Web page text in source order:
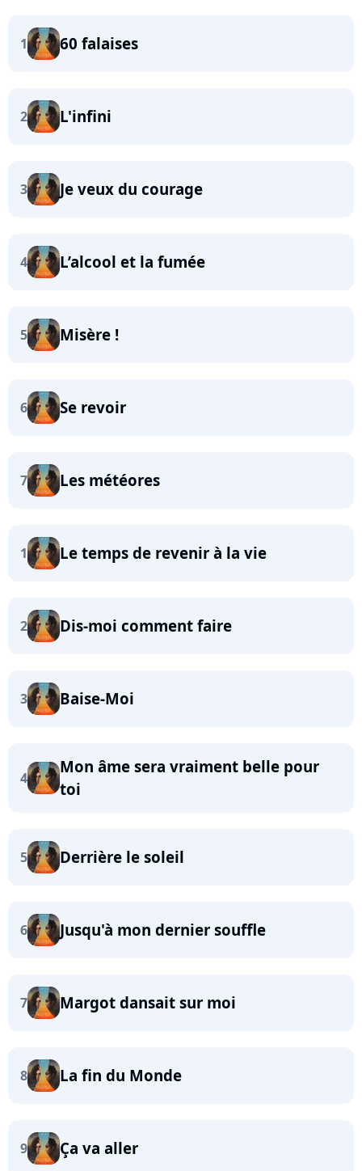
1 60 falaises
2 L'infini
3 Je veux du courage
4 L’alcool et la fumée
5 Misère !
6 Se revoir
7 Les météores
1 Le temps de revenir à la vie
2 Dis-moi comment faire
3 Baise-Moi
4
Mon âme sera vraiment belle pour
toi
5 Derrière le soleil
6 Jusqu'à mon dernier souffle
7 Margot dansait sur moi
8 La fin du Monde
9 Ça va aller